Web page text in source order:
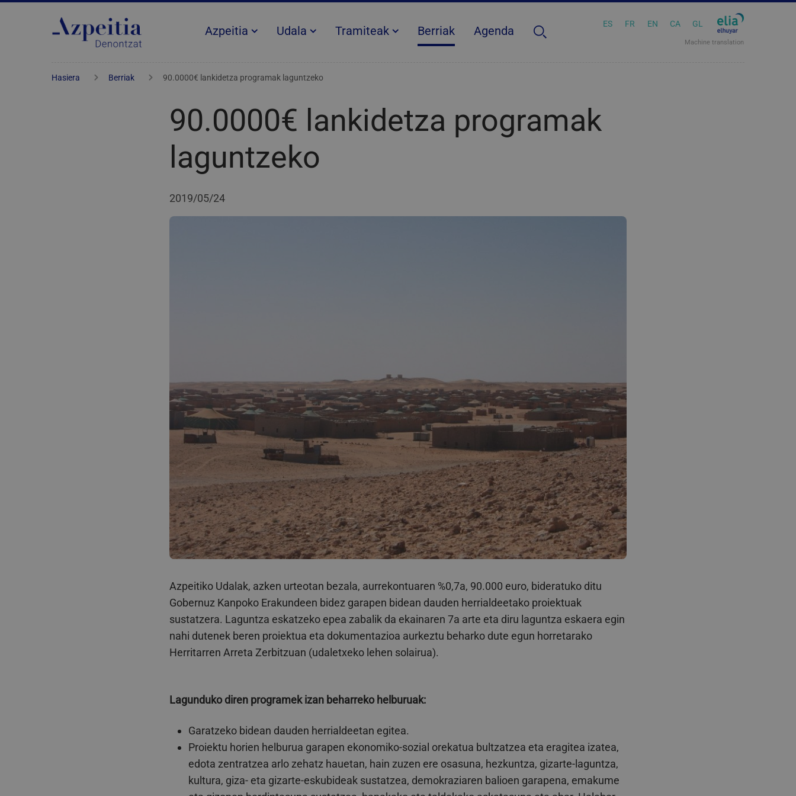
Azpeitia Udala Tramiteak Berriak Agenda ES FR EN CA GL
Machine translation
Hasiera Berriak 90.0000€ lankidetza programak laguntzeko
90.0000€ lankidetza programak
laguntzeko
2019/05/24
Azpeitiko Udalak, azken urteotan bezala, aurrekontuaren %0,7a, 90.000 euro, bideratuko ditu
Gobernuz Kanpoko Erakundeen bidez garapen bidean dauden herrialdeetako proiektuak
sustatzera. Laguntza eskatzeko epea zabalik da ekainaren 7a arte eta diru laguntza eskaera egin
nahi dutenek beren proiektua eta dokumentazioa aurkeztu beharko dute egun horretarako
Herritarren Arreta Zerbitzuan (udaletxeko lehen solairua).
Lagunduko diren programek izan beharreko helburuak:
Garatzeko bidean dauden herrialdeetan egitea.
Proiektu horien helburua garapen ekonomiko-sozial orekatua bultzatzea eta eragitea izatea,
edota zentratzea arlo zehatz hauetan, hain zuzen ere osasuna, hezkuntza, gizarte-laguntza,
kultura, giza- eta gizarte-eskubideak sustatzea, demokraziaren balioen garapena, emakume